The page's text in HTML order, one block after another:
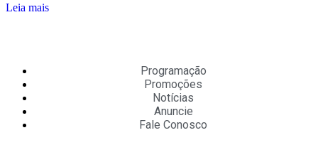
Leia mais
Programação
Promoções
Notícias
Anuncie
Fale Conosco